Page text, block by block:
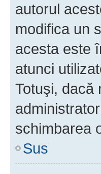
autorul
modifica un
acesta este
atunci
Totuşi, dacă
schimbarea
Sus